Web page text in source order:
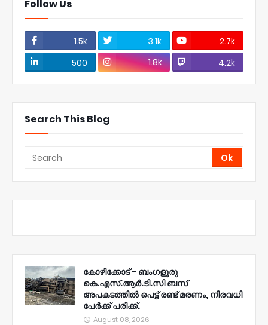
Follow Us
1.5k 3.1k
2.7k
500
1.8k 4.2k
Search This Blog
കോഴിക്കോട് - ബംഗളൂരു
കെ.എസ്.ആർ.ടി.സി ബസ്
അപകടത്തിൽ പെട്ട് രണ്ട് മരണം, നിരവധി
പേർക്ക് പരിക്ക്.
August 08, 2026